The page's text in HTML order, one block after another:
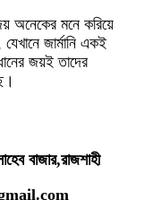
অনেকের মনে করিয়ে
জার্মানি একই
জয়ই তাদের
বাজার,রাজশাহী